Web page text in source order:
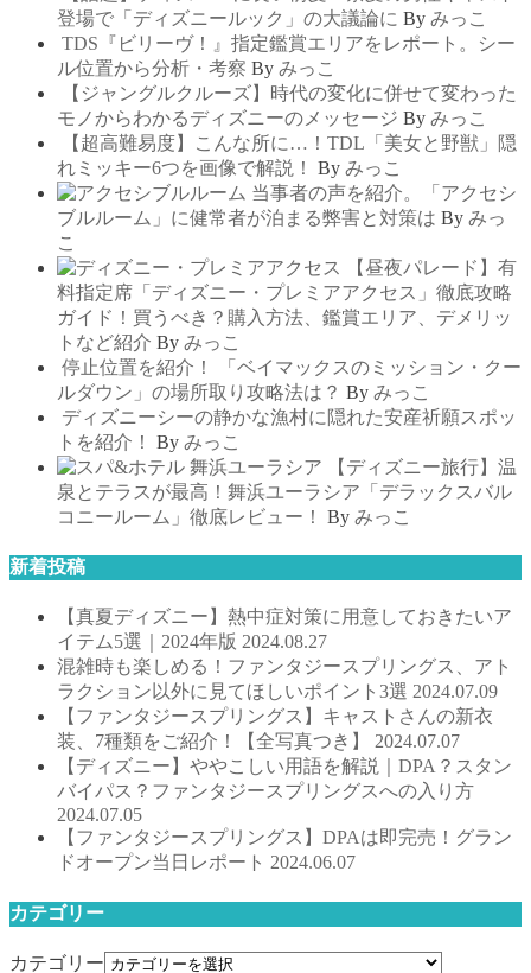
登場で「ディズニールック」の大議論に By みっこ
TDS『ビリーヴ！』指定鑑賞エリアをレポート。シー
ル位置から分析・考察 By みっこ
【ジャングルクルーズ】時代の変化に併せて変わった
モノからわかるディズニーのメッセージ By みっこ
【超高難易度】こんな所に…！TDL「美女と野獣」隠
れミッキー6つを画像で解説！
By みっこ
当事者の声を紹介。「アクセシ
ブルルーム」に健常者が泊まる弊害と対策は By みっ
こ
【昼夜パレード】有
料指定席「ディズニー・プレミアアクセス」徹底攻略
ガイド！買うべき？購入方法、鑑賞エリア、デメリッ
トなど紹介 By みっこ
停止位置を紹介！ 「ベイマックスのミッション・クー
ルダウン」の場所取り攻略法は？ By みっこ
ディズニーシーの静かな漁村に隠れた安産祈願スポッ
トを紹介！
By みっこ
【ディズニー旅行】温
泉とテラスが最高！舞浜ユーラシア「デラックスバル
コニールーム」徹底レビュー！
By みっこ
新着投稿
【真夏ディズニー】熱中症対策に用意しておきたいア
イテム5選｜2024年版 2024.08.27
混雑時も楽しめる！ファンタジースプリングス、アト
ラクション以外に見てほしいポイント3選 2024.07.09
【ファンタジースプリングス】キャストさんの新衣
装、7種類をご紹介！【全写真つき】 2024.07.07
【ディズニー】ややこしい用語を解説｜DPA？スタン
バイパス？ファンタジースプリングスへの入り方
2024.07.05
【ファンタジースプリングス】DPAは即完売！グラン
ドオープン当日レポート 2024.06.07
カテゴリー
カテゴリー